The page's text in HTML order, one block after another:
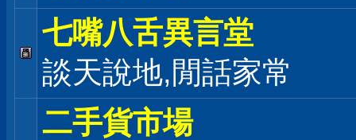
七嘴八舌異言堂
談天說地,閒話家常
二手貨市場